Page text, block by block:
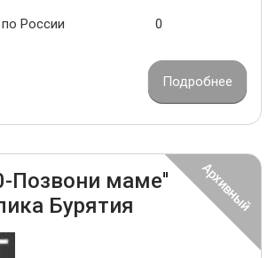
России 0
Подробнее
Позвони маме''
Бурятия